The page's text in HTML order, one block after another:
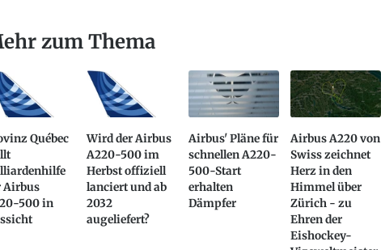
zum Thema
Québec
Airbus
500 in
Wird der Airbus
A220-500 im
Herbst offiziell
lanciert und ab
2032
augeliefert?
Airbus' Pläne für
schnellen A220-
500-Start
erhalten
Dämpfer
Airbus A220 von
Swiss zeichnet
Herz in den
Himmel über
Zürich - zu
Ehren der
Eishockey-